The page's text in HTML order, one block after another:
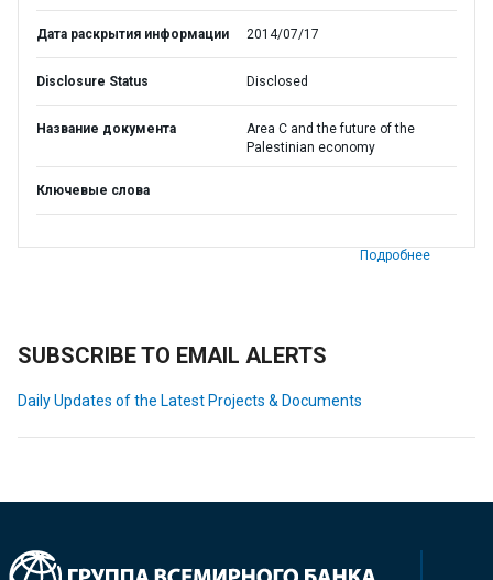
Дата раскрытия информации 2014/07/17
Disclosure Status Disclosed
Название документа
Area C and the future of the
Palestinian economy
Ключевые слова
Подробнее
SUBSCRIBE TO EMAIL ALERTS
Daily Updates of the Latest Projects & Documents